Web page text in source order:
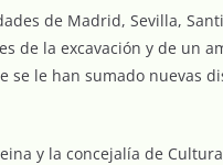
de Madrid, Sevilla,
de la excavación y de un
se le han sumado nuevas
y la concejalía de